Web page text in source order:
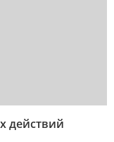
действий